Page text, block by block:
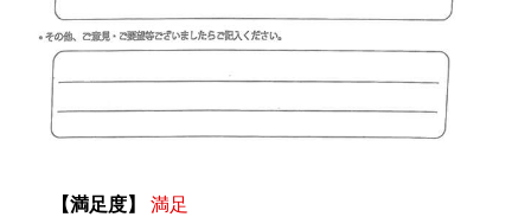
【満足度】
満足